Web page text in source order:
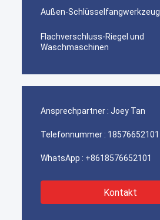
Außen-Schlüsselfangwerkzeug
Flachverschluss-Riegel und
Waschmaschinen
Ansprechpartner : Joey Tan
Telefonnummer : 18576652101
WhatsApp : +8618576652101
Kontakt